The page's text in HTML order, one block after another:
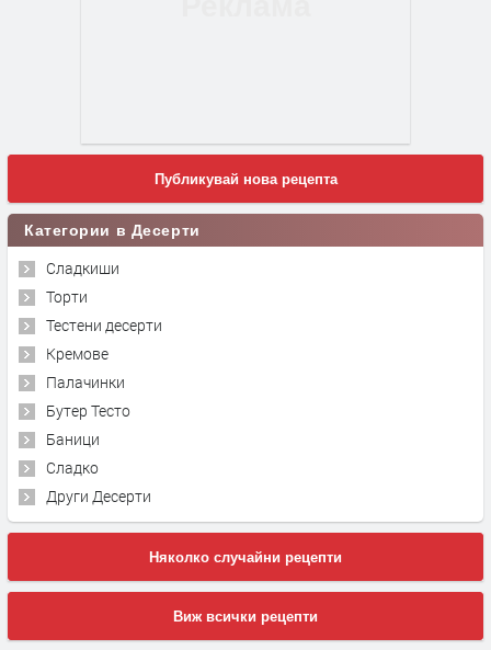
Публикувай нова рецепта
Категории в Десерти
Сладкиши
Торти
Тестени десерти
Кремове
Палачинки
Бутер Тесто
Баници
Сладко
Други Десерти
Няколко случайни рецепти
Виж всички рецепти